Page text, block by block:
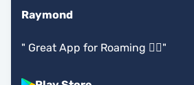
Raymond
" Great App for Roaming 👍🏾"